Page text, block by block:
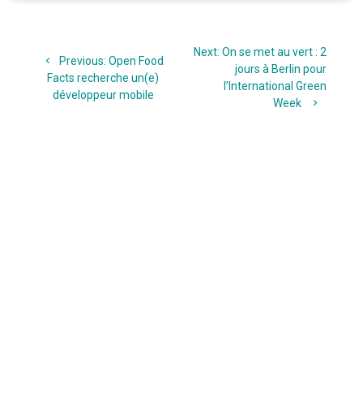
de
l’article
Previous: Previous
post:
Open Food
Facts recherche un(e)
développeur mobile
Next: Next
post:
On se met au vert : 2
jours à Berlin pour
l’International Green
Week